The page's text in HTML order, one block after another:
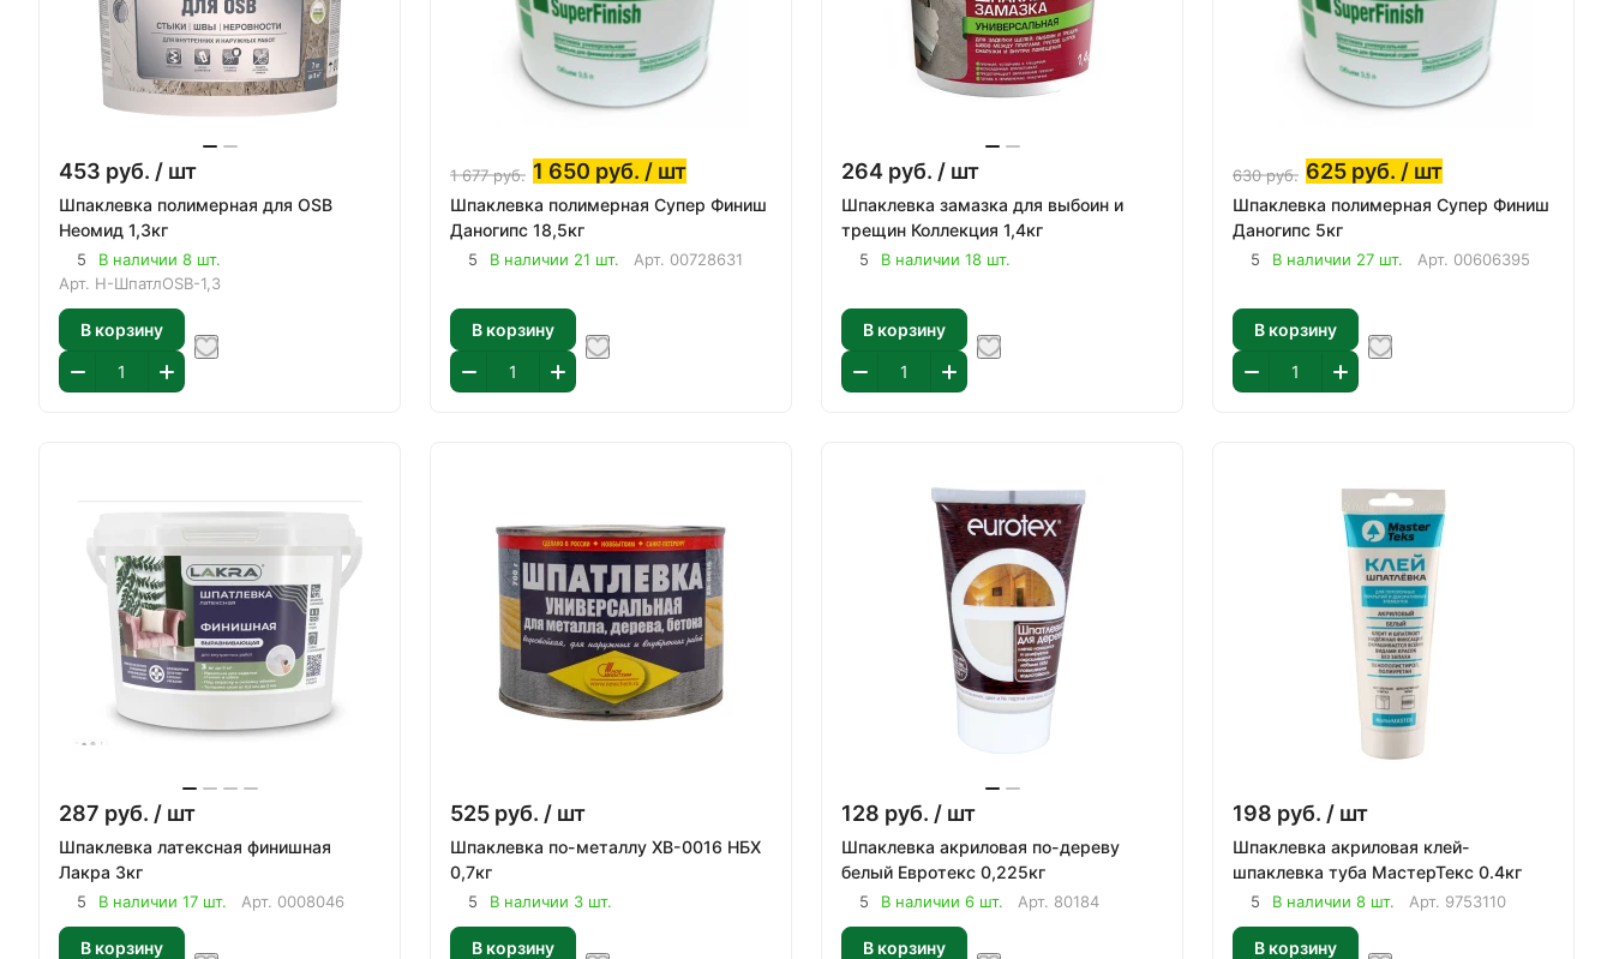
453 руб. / шт
Шпаклевка полимерная для OSB
Неомид 1,3кг
5
В наличии 8 шт.
Арт. Н-ШпатлOSB-1,3
В корзину
1 677руб. 1 650 руб. / шт
Шпаклевка полимерная Супер Финиш
Даногипс 18,5кг
5 В наличии 21 шт. Арт. 00728631
В корзину
264 руб. / шт
Шпаклевка замазка для выбоин и
трещин Коллекция 1,4кг
5 В наличии 18 шт.
В корзину
630руб. 625 руб. / шт
Шпаклевка полимерная Супер Финиш
Даногипс 5кг
5 В наличии 27 шт. Арт. 00606395
В корзину
287 руб. / шт
Шпаклевка латексная финишная
Лакра 3кг
5 В наличии 17 шт. Арт. 0008046
В корзину
525 руб. / шт
Шпаклевка по-металлу ХВ-0016 НБХ
0,7кг
5 В наличии 3 шт.
В корзину
128 руб. / шт
Шпаклевка акриловая по-дереву
белый Евротекс 0,225кг
5 В наличии 6 шт. Арт. 80184
В корзину
198 руб. / шт
Шпаклевка акриловая клей-
шпаклевка туба МастерТекс 0.4кг
5 В наличии 8 шт. Арт. 9753110
В корзину